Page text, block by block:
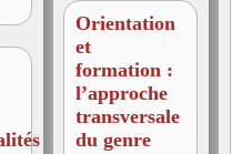
Orientation
et
formation :
l’approche
transversale
du genre